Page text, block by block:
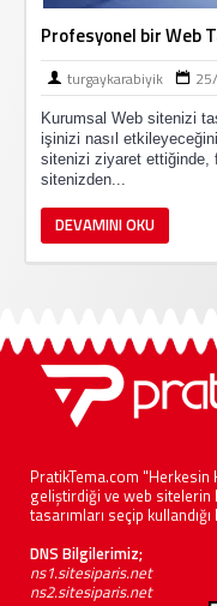
Profesyonel bir Web
turgaykarabiyik
Kurumsal Web sitenizi
işinizi nasıl
sitenizi ziyaret ettiğinde,
sitenizden...
DEVAMINI OKU
PratikTema.com "Herkesin
geliştirdiği ve web sitelerin
tasarımları seçip
DNS Bilgilerimiz;
ns1.sitesiparis.net
ns2.sitesiparis.net